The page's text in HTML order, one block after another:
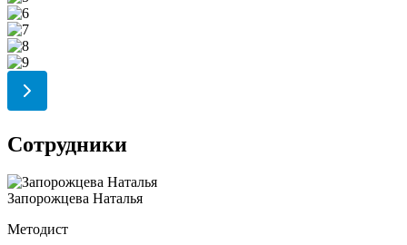
Сотрудники
Запорожцева Наталья
Методист